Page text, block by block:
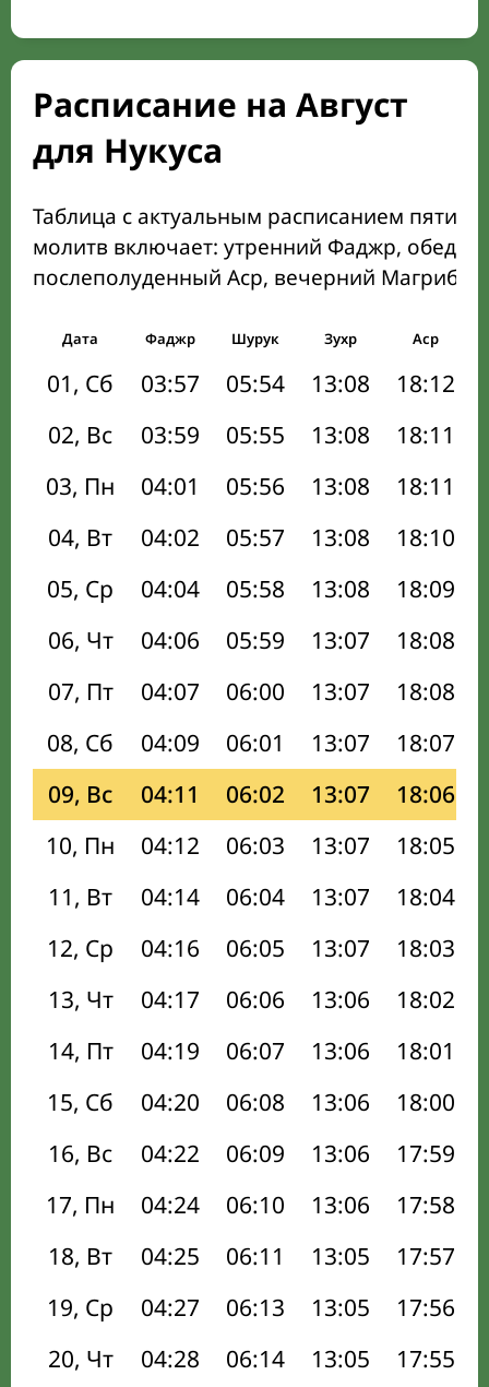
Расписание на Август
для Нукуса
Таблица с актуальным расписанием пяти
молитв включает: утренний Фаджр,
послеполуденный Аср, вечерний Магриб
Дата Фаджр Шурук Зухр Аср
01, Сб 03:57 05:54 13:08 18:12
02, Вс
03:59 05:55 13:08 18:11
03, Пн
04:01 05:56 13:08 18:11
04, Вт
04:02 05:57 13:08 18:10
05, Ср
04:04 05:58 13:08 18:09
06, Чт
04:06 05:59 13:07 18:08
07, Пт
04:07 06:00 13:07 18:08
08, Сб
04:09 06:01 13:07 18:07
09, Вс
04:11 06:02 13:07 18:06
10, Пн
04:12 06:03 13:07 18:05
11, Вт
04:14 06:04 13:07 18:04
12, Ср
04:16 06:05 13:07 18:03
13, Чт
04:17 06:06 13:06 18:02
14, Пт
04:19 06:07 13:06 18:01
15, Сб
04:20 06:08 13:06 18:00
16, Вс
04:22 06:09 13:06 17:59
17, Пн
04:24 06:10 13:06 17:58
18, Вт
04:25 06:11 13:05 17:57
19, Ср
04:27 06:13 13:05 17:56
20, Чт
04:28 06:14 13:05 17:55